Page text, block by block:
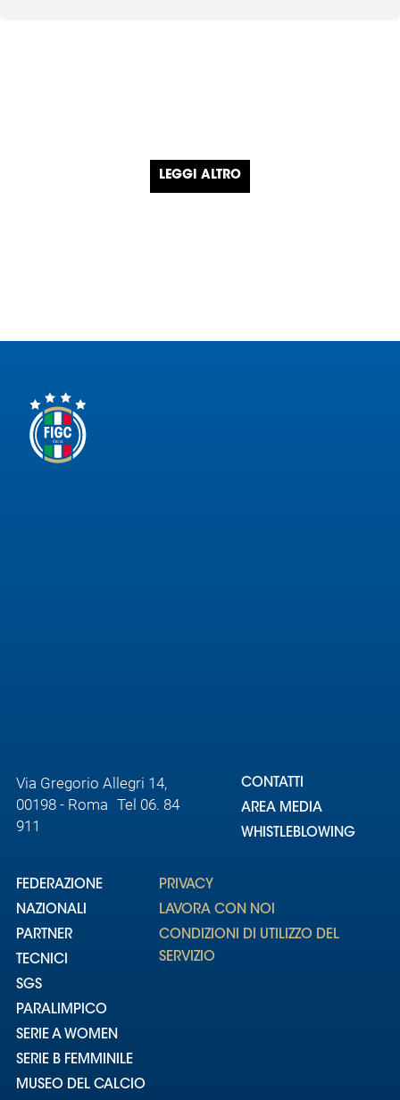
LEGGI ALTRO
Via Gregorio Allegri 14,
00198 - Roma Tel 06. 84
911
CONTATTI
AREA MEDIA
WHISTLEBLOWING
FEDERAZIONE
NAZIONALI
PARTNER
TECNICI
SGS
PARALIMPICO
SERIE A WOMEN
SERIE B FEMMINILE
MUSEO DEL CALCIO
PRIVACY
LAVORA CON NOI
CONDIZIONI DI UTILIZZO DEL
SERVIZIO